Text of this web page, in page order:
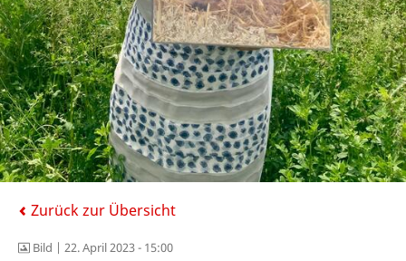
Zurück zur Übersicht
Bild | 22. April 2023 - 15:00